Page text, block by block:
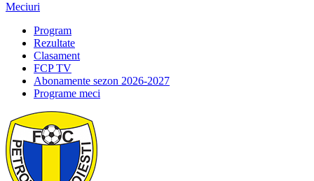
Meciuri
Program
Rezultate
Clasament
FCP TV
Abonamente sezon 2026-2027
Programe meci